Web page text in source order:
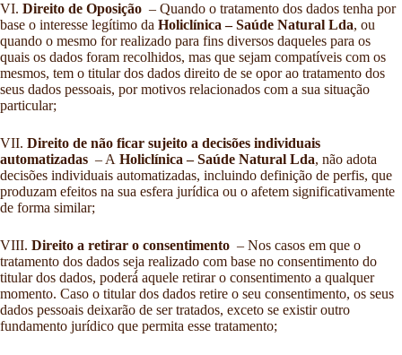
VI. Direito de Oposição – Quando o tratamento dos dados tenha por
base o interesse legítimo da Holiclínica – Saúde Natural Lda, ou
quando o mesmo for realizado para fins diversos daqueles para os
quais os dados foram recolhidos, mas que sejam compatíveis com os
mesmos, tem o titular dos dados direito de se opor ao tratamento dos
seus dados pessoais, por motivos relacionados com a sua situação
particular;
VII. Direito de não ficar sujeito a decisões individuais
automatizadas – A Holiclínica – Saúde Natural Lda, não adota
decisões individuais automatizadas, incluindo definição de perfis, que
produzam efeitos na sua esfera jurídica ou o afetem significativamente
de forma similar;
VIII. Direito a retirar o consentimento – Nos casos em que o
tratamento dos dados seja realizado com base no consentimento do
titular dos dados, poderá́ aquele retirar o consentimento a qualquer
momento. Caso o titular dos dados retire o seu consentimento, os seus
dados pessoais deixarão de ser tratados, exceto se existir outro
fundamento jurídico que permita esse tratamento;